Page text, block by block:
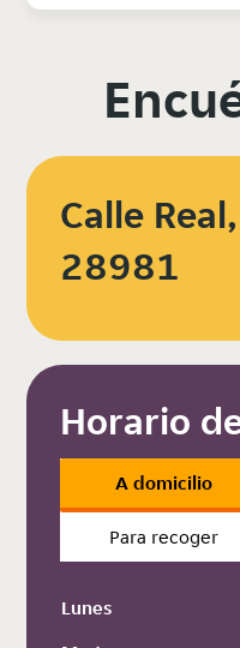
Calle
28981
Horario
A domicilio
Para recoger
Lunes